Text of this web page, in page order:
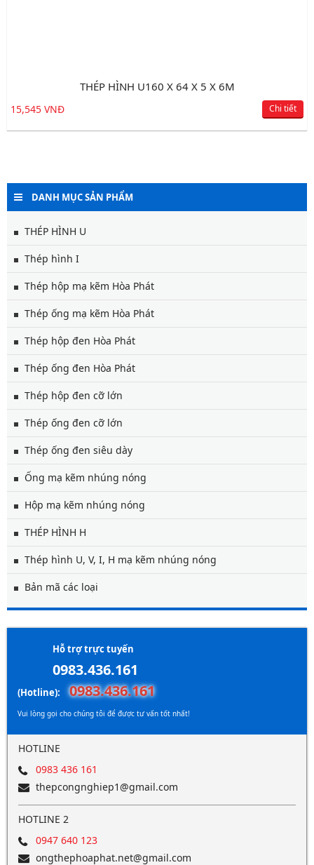
DANH MỤC SẢN PHẨM
THÉP HÌNH U
Thép hình I
Thép hộp mạ kẽm Hòa Phát
Thép ống mạ kẽm Hòa Phát
Thép hộp đen Hòa Phát
Thép ống đen Hòa Phát
Thép hộp đen cỡ lớn
Thép ống đen cỡ lớn
Thép ống đen siêu dày
Ống mạ kẽm nhúng nóng
Hộp mạ kẽm nhúng nóng
THÉP HÌNH H
Thép hình U, V, I, H mạ kẽm nhúng nóng
Bản mã các loại
Hỗ trợ trực tuyến
0983.436.161
(Hotline): 0983.436.161
Vui lòng gọi cho chúng tôi để được tư vấn tốt nhất!
HOTLINE
0983 436 161
thepcongnghiep1@gmail.com
HOTLINE 2
0947 640 123
ongthephoaphat.net@gmail.com
THÉP HÌNH U160 X 64 X 5 X 6M
15,545 VNĐ Chi tiết